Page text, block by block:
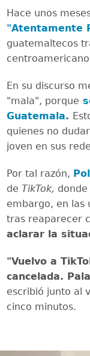
Hace unos
"Atentamente
guatemaltecos
En su discurso
"mala", porque
Guatemala.
quienes no
joven en sus
Por tal razón,
de TikTok,
embargo, en las
tras reaparecer
aclarar la
"Vuelvo a
cancelada.
escribió junto al
cinco minutos.